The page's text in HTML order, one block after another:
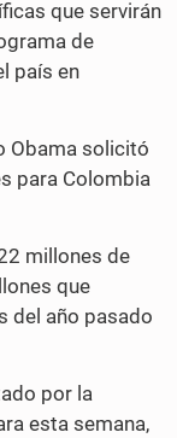
que servirán
de
país en
Obama solicitó
para Colombia
millones de
que
del año pasado
por la
esta semana,